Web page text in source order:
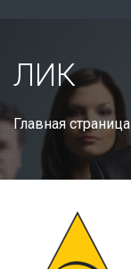
ЛИК
Главная страница